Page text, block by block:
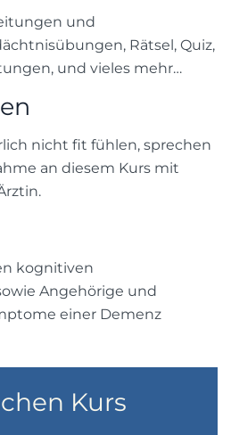
und
Rätsel, Quiz,
und vieles mehr…
nicht fit fühlen, sprechen
an diesem Kurs mit
kognitiven
Angehörige und
einer Demenz
Kurs